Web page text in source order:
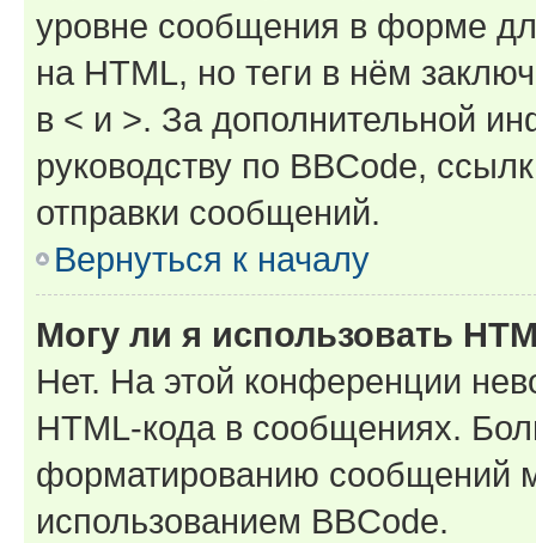
уровне сообщения в форме
на HTML, но теги в нём
в < и >. За дополнительной
руководству по BBCode,
отправки сообщений.
Вернуться к началу
Могу ли я использовать
Нет. На этой конференции
HTML-кода в сообщениях.
форматированию сообщений
использованием BBCode.